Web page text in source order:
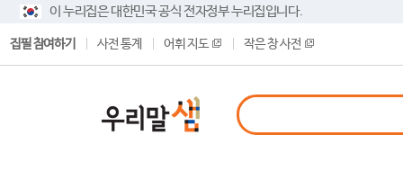
이 누리집은 대한민국 공식 전자정부 누리집입니다.
집필 참여하기 사전 통계 어휘 지도 작은 창 사전